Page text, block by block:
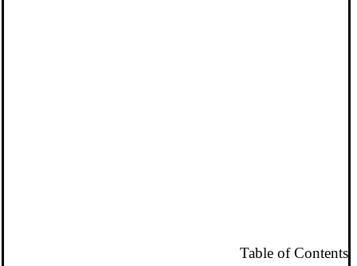
Table of Contents